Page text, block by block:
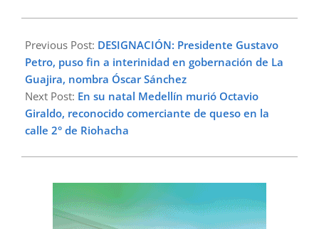
12-
27
Previous Post: DESIGNACIÓN: Presidente Gustavo
Petro, puso fin a interinidad en gobernación de La
Guajira, nombra Óscar Sánchez
Next Post: En su natal Medellín murió Octavio
Giraldo, reconocido comerciante de queso en la
calle 2° de Riohacha